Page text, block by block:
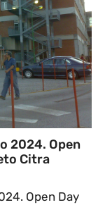
2024. Open
Citra
Open Day